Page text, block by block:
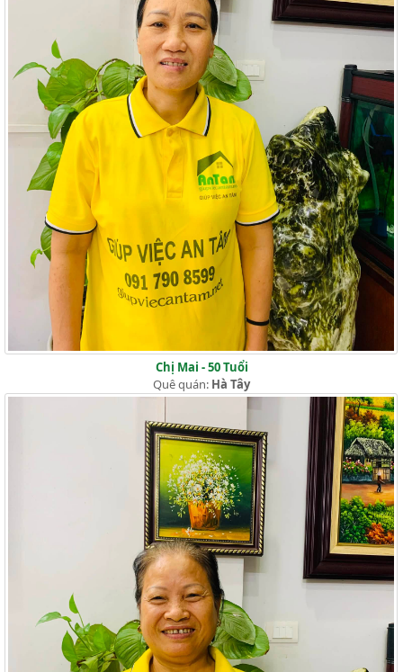
Chị Mai - 50 Tuổi
Quê quán: Hà Tây